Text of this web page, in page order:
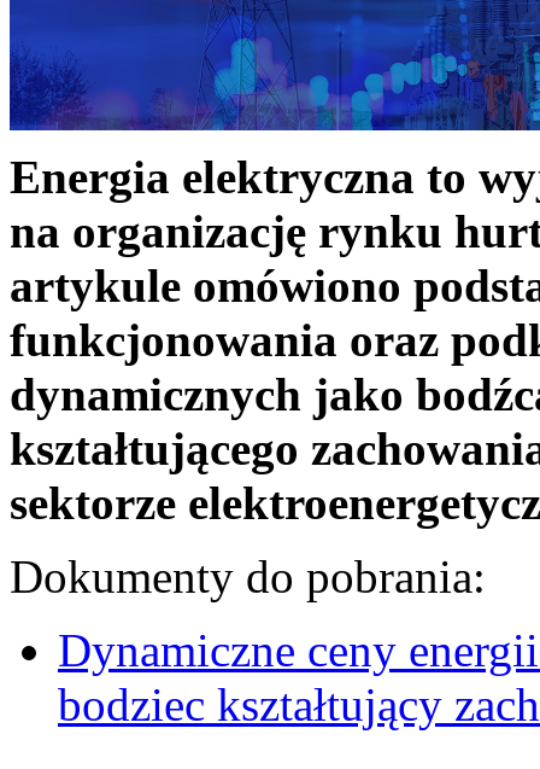
Energia elektryczna to
na organizację rynku
artykule omówiono
funkcjonowania oraz
dynamicznych jako
kształtującego
sektorze
Dokumenty do pobrania:
Dynamiczne ceny
bodziec kształtujący